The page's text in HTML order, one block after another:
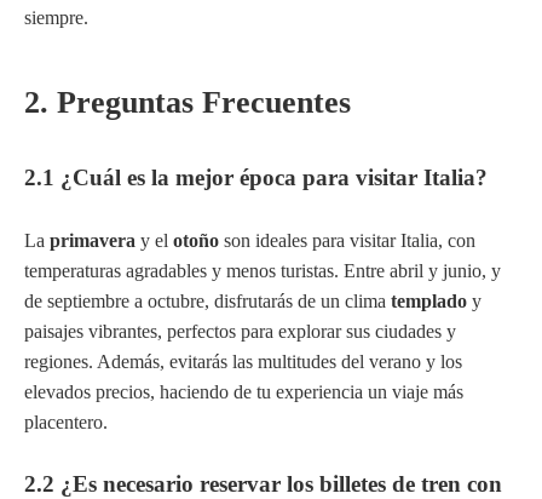
siempre.
2. Preguntas Frecuentes
2.1 ¿Cuál es la mejor época para visitar Italia?
La primavera y el otoño son ideales para visitar Italia, con
temperaturas agradables y menos turistas. Entre abril y junio, y
de septiembre a octubre, disfrutarás de un clima templado y
paisajes vibrantes, perfectos para explorar sus ciudades y
regiones. Además, evitarás las multitudes del verano y los
elevados precios, haciendo de tu experiencia un viaje más
placentero.
2.2 ¿Es necesario reservar los billetes de tren con